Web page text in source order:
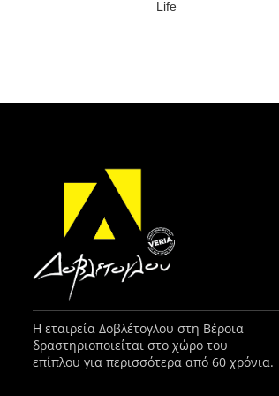
Life
Η εταιρεία Δοβλέτογλου στη Βέροια
δραστηριοποιείται στο χώρο του
επίπλου για περισσότερα από 60 χρόνια.